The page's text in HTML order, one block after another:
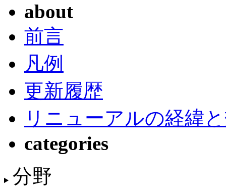
about
前言
凡例
更新履歴
リニューアルの経緯
categories
分野